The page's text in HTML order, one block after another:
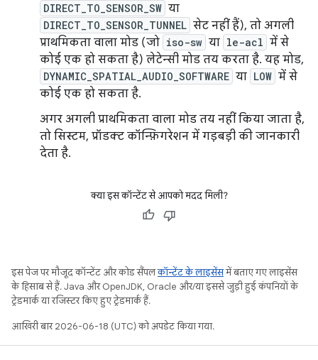
DIRECT_TO_SENSOR_SW या
DIRECT_TO_SENSOR_TUNNEL सेट नहीं हैं), तो अगली
प्राथमिकता वाला मोड (जो iso-sw या le-acl में से
कोई एक हो सकता है) लेटेन्सी मोड तय करता है. यह मोड,
DYNAMIC_SPATIAL_AUDIO_SOFTWARE या LOW में से
कोई एक हो सकता है.
अगर अगली प्राथमिकता वाला मोड तय नहीं किया जाता है,
तो सिस्टम, प्रॉडक्ट कॉन्फ़िगरेशन में गड़बड़ी की जानकारी
देता है.
क्या इस कॉन्टेंट से आपको मदद मिली?
इस पेज पर मौजूद कॉन्टेंट और कोड सैंपलकॉन्टेंट के लाइसेंसमें बताए गए लाइसेंस
के हिसाब से हैं. Java और OpenJDK, Oracle और/या इससे जुड़ी हुई कंपनियों के
ट्रेडमार्क या रजिस्टर किए हुए ट्रेडमार्क हैं.
आखिरी बार 2026-06-18 (UTC) को अपडेट किया गया.